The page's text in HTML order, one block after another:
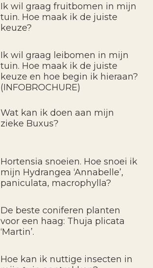
Ik wil graag fruitbomen in mijn
tuin. Hoe maak ik de juiste
keuze?
Ik wil graag leibomen in mijn
tuin. Hoe maak ik de juiste
keuze en hoe begin ik hieraan?
(INFOBROCHURE)
Wat kan ik doen aan mijn
zieke Buxus?
Hortensia snoeien. Hoe snoei ik
mijn Hydrangea ‘Annabelle’,
paniculata, macrophylla?
De beste coniferen planten
voor een haag: Thuja plicata
‘Martin’.
Hoe kan ik nuttige insecten in